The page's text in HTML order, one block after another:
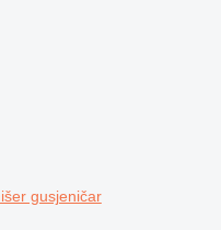
gusjeničar